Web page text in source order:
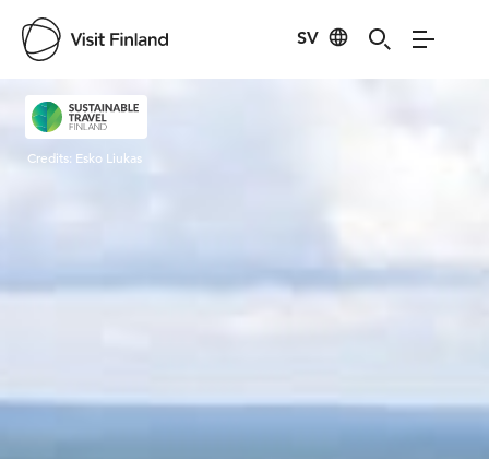
SV
Visit Finland
Credits: Esko Liukas